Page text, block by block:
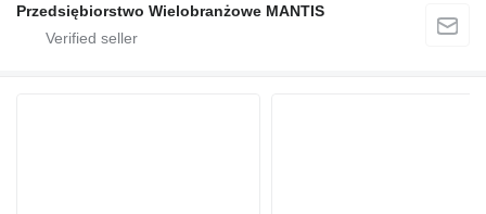
Przedsiębiorstwo Wielobranżowe MANTIS